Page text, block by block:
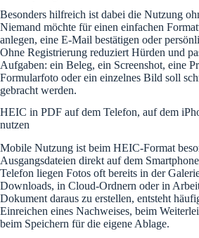
Besonders hilfreich ist dabei die Nutzung
Niemand möchte für einen einfachen
anlegen, eine E-Mail bestätigen oder
Ohne Registrierung reduziert Hürden und
Aufgaben: ein Beleg, ein Screenshot, eine
Formularfoto oder ein einzelnes Bild soll
gebracht werden.
HEIC in PDF auf dem Telefon, auf dem
nutzen
Mobile Nutzung ist beim HEIC-Format
Ausgangsdateien direkt auf dem
Telefon liegen Fotos oft bereits in der
Downloads, in Cloud-Ordnern oder in
Dokument daraus zu erstellen, entsteht
Einreichen eines Nachweises, beim
beim Speichern für die eigene Ablage.